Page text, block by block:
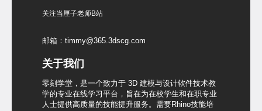
关注当厘子老师B站
邮箱：timmy@365.3dscg.com
关于我们
零刻学堂，是一个致力于 3D 建模与设计软件技术教
学的专业在线学习平台，旨在为在校学生和在职专业
人士提供高质量的技能提升服务。需要Rhino技能培